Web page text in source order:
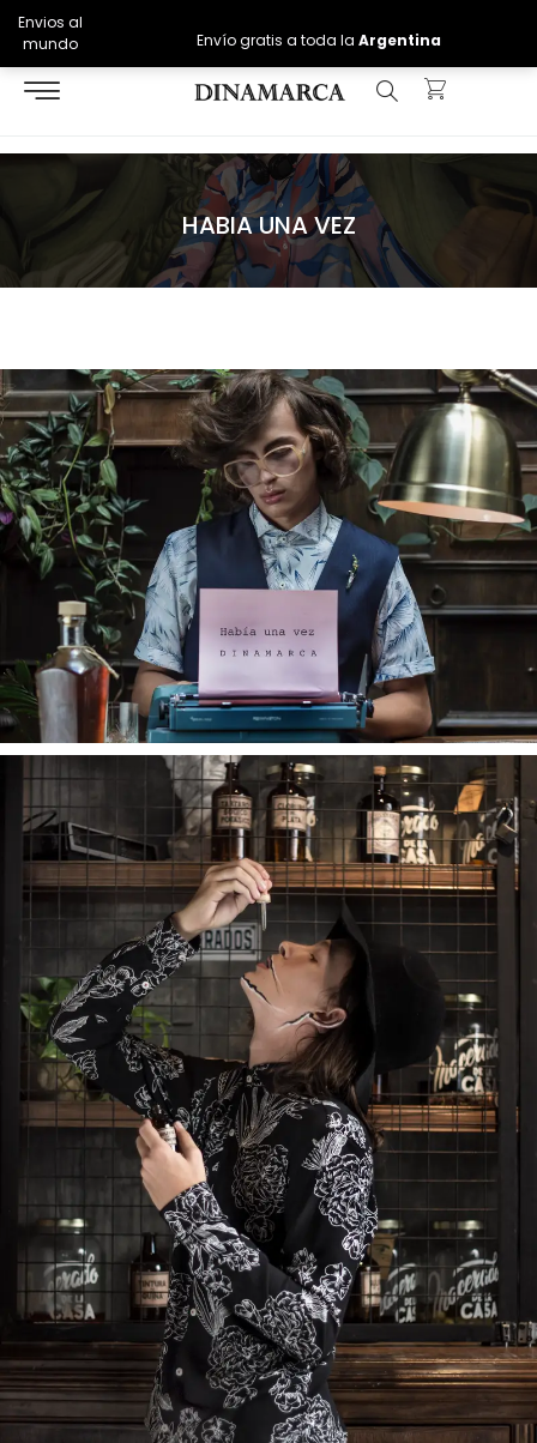
Envios al
mundo
Envío gratis a toda la Argentina
HABIA UNA VEZ